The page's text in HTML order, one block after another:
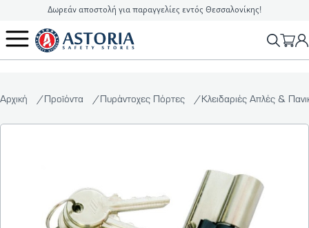
Δωρεάν αποστολή για παραγγελίες εντός Θεσσαλονίκης!
2310 90 16 16 info@astoriasafetystores.gr
Αρχική Προϊόντα Πυράντοχες Πόρτες Κλειδαριές Απλές &